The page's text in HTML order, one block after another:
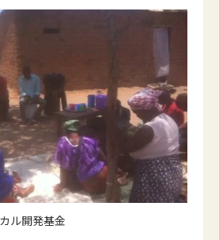
ル開発基金